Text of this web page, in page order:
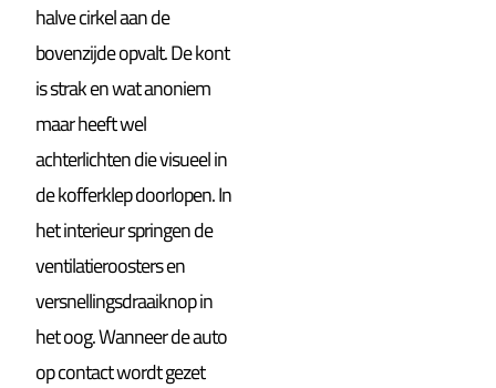
halve cirkel aan de
bovenzijde opvalt. De kont
is strak en wat anoniem
maar heeft wel
achterlichten die visueel in
de kofferklep doorlopen. In
het interieur springen de
ventilatieroosters en
versnellingsdraaiknop in
het oog. Wanneer de auto
op contact wordt gezet